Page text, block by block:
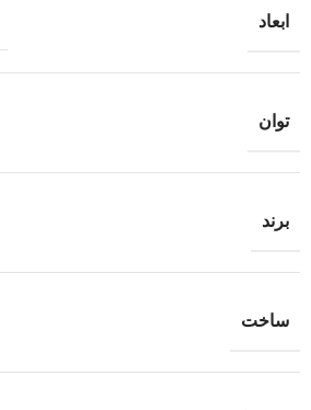
ابعاد
توان
برند
ساخت